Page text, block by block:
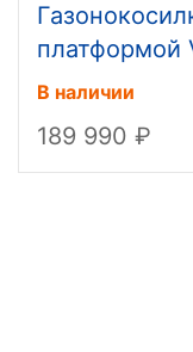
платформой
Stand-On
В наличии
189 990